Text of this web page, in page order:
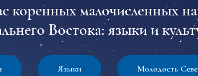
коренных малочисленных
Востока: языки и
Языки Молодость